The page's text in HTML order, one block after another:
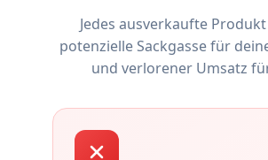
Jedes ausverkaufte
potenzielle Sackgasse für
und verlorener Umsatz